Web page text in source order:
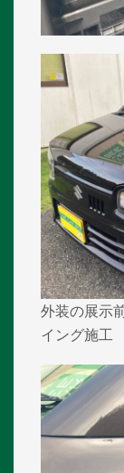
外装の展示
イング施工